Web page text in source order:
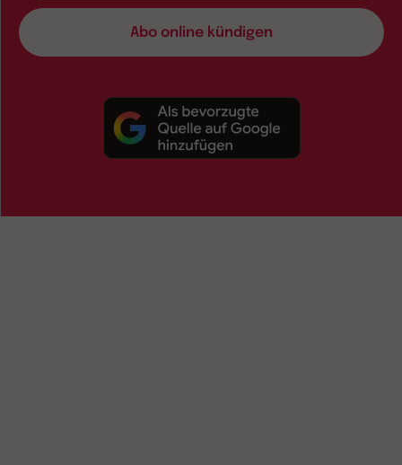
Abo online kündigen